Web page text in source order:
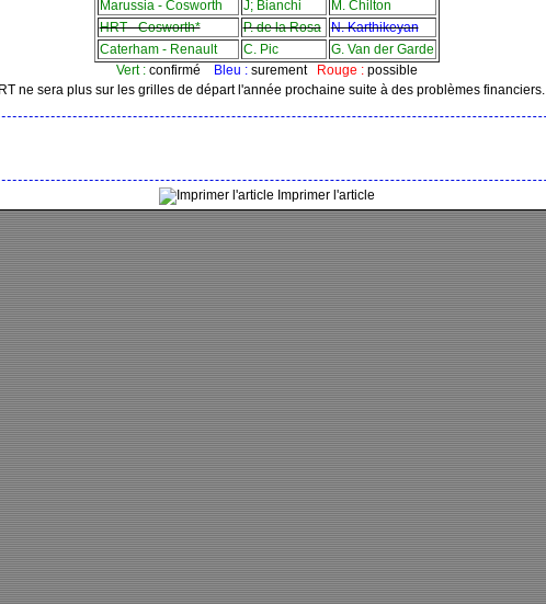
Marussia - Cosworth
J; Bianchi
M. Chilton
HRT - Cosworth*
P. de la Rosa
N. Karthikeyan
Caterham - Renault
C. Pic
G. Van der Garde
Vert :confirmé Bleu :surement Rouge :possible
ne sera plus sur les grilles de départ l'année prochaine suite à des problèmes financiers.
Imprimer l'article